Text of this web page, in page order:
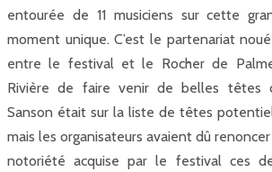
entourée de 11 musiciens sur cette
moment unique. C’est le partenariat
entre le festival et le Rocher de
Rivière de faire venir de belles têtes
Sanson était sur la liste de têtes
mais les organisateurs avaient dû
notoriété acquise par le festival ces